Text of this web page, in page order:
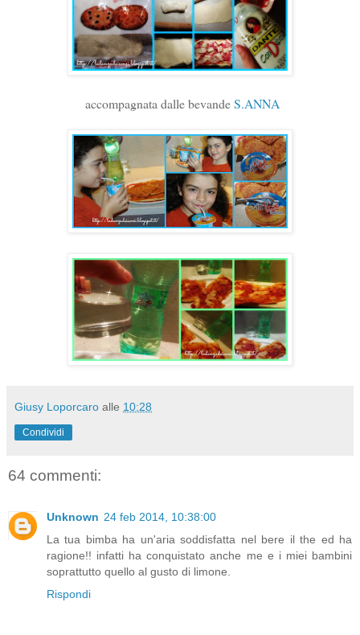
accompagnata dalle bevandeS.ANNA
Giusy Loporcaro alle 10:28
Condividi
64 commenti:
Unknown 24 feb 2014, 10:38:00
La tua bimba ha un'aria soddisfatta nel bere il the ed ha
ragione!! infatti ha conquistato anche me e i miei bambini
soprattutto quello al gusto di limone.
Rispondi